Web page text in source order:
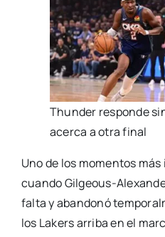
Thunder responde
acerca a otra final
Uno de los momentos
cuando Gilgeous-
falta y abandonó
los Lakers arriba en el